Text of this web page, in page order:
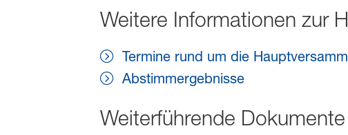
Weitere Informationen zur
Termine rund um die
Abstimmergebnisse
Weiterführende Dokumente